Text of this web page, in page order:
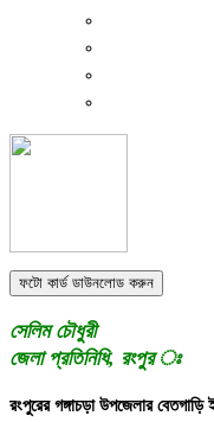
ফটো কার্ড ডাউনলোড করুন
সেলিম চৌধুরী
জেলা প্রতিনিধি, রংপুর ঃ
রংপুরের গঙ্গাচড়া উপজেলার